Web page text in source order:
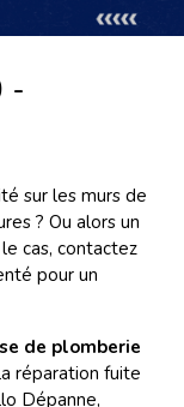
-
sur les murs de
? Ou alors un
cas, contactez
pour un
de plomberie
réparation fuite
Dépanne,